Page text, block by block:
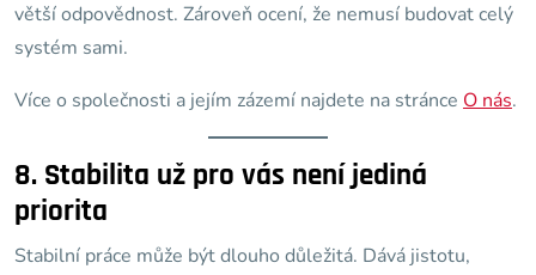
větší odpovědnost. Zároveň ocení, že nemusí budovat celý
systém sami.
Více o společnosti a jejím zázemí najdete na stránce O nás.
8. Stabilita už pro vás není jediná
priorita
Stabilní práce může být dlouho důležitá. Dává jistotu,